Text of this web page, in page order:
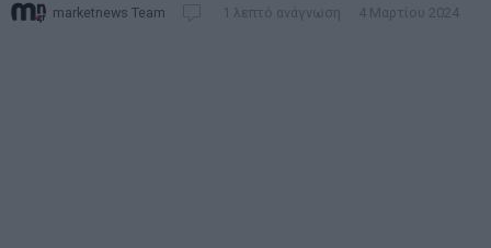
marketnews Team 1 λεπτό ανάγνωση 4 Μαρτίου 2024